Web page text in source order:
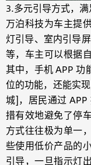
3.多元引导方式，
万泊科技为车主提
灯引导、室内引导
等，车主可以根据
其中，手机 APP 功
位的功能，还能实
城]，居民通过
措有效地避免了停
方式往往极为单一
些使用低价产品的
引导，一旦指示灯